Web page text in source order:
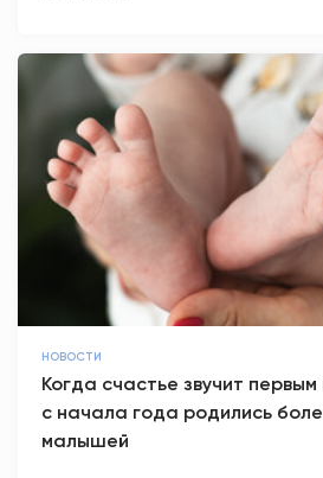
НОВОСТИ
Когда счастье звучит первым
с начала года родились
малышей